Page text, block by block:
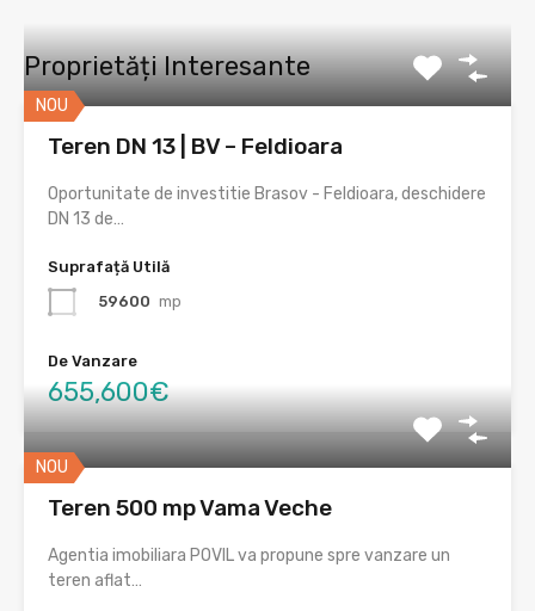
Proprietăți Interesante
NOU
Teren DN 13 | BV – Feldioara
Oportunitate de investitie Brasov - Feldioara, deschidere
DN 13 de…
Suprafață Utilă
59600 mp
De Vanzare
655,600€
NOU
Teren 500 mp Vama Veche
Agentia imobiliara POVIL va propune spre vanzare un
teren aflat…